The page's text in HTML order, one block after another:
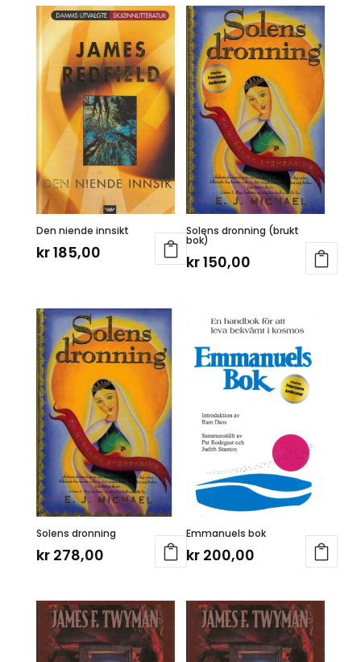
Den niende innsikt
kr185,00
Solens dronning (brukt
bok)
kr150,00
Solens dronning
kr278,00
Emmanuels bok
kr 200,00